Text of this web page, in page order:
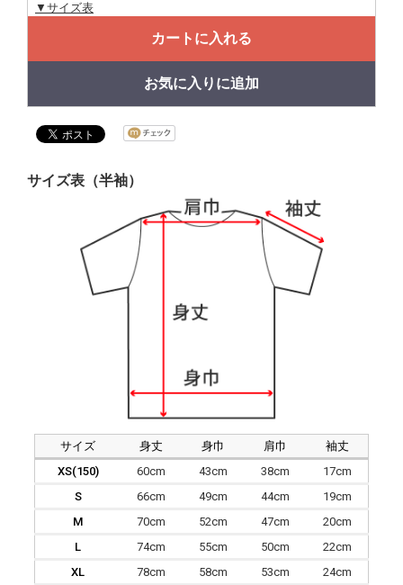
▼サイズ表
カートに入れる
お気に入りに追加
サイズ表（半袖）
サイズ 身丈 身巾 肩巾
袖丈
XS(150)
60cm 43cm 38cm
17cm
S
66cm 49cm 44cm
19cm
M
70cm 52cm 47cm
20cm
L
74cm 55cm 50cm
22cm
XL
78cm 58cm 53cm 24cm